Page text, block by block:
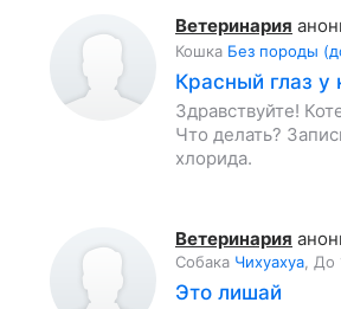
Ветеринария
Кошка Без породы
Красный глаз у
Здравствуйте!
Что делать?
хлорида.
Ветеринария
Собака Чихуахуа До
Это лишай